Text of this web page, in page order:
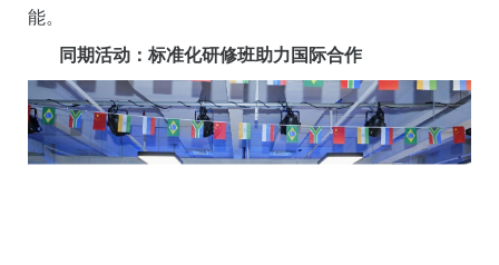
图：部分获奖选手合影